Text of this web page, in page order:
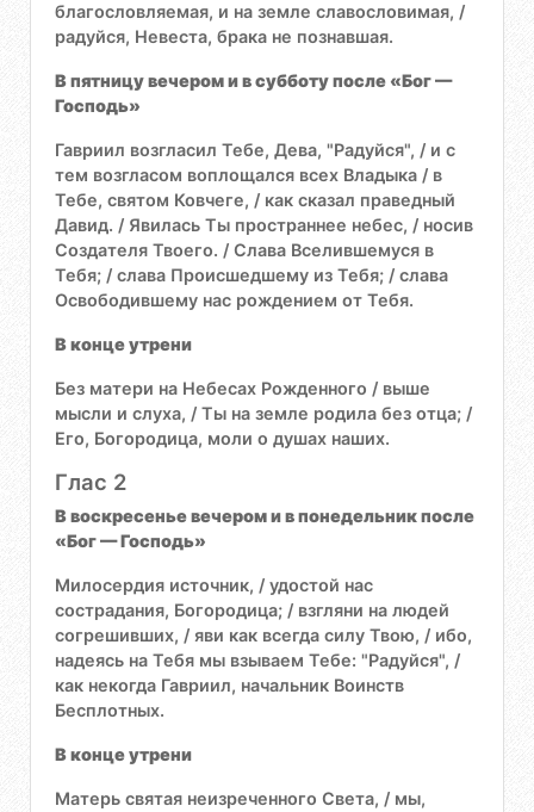
благословляемая, и на земле славословимая, /
радуйся, Невеста, брака не познавшая.
В пятницу вечером и в субботу после «Бог —
Господь»
Гавриил возгласил Тебе, Дева, "Радуйся", / и с
тем возгласом воплощался всех Владыка / в
Тебе, святом Ковчеге, / как сказал праведный
Давид. / Явилась Ты пространнее небес, / носив
Создателя Твоего. / Слава Вселившемуся в
Тебя; / слава Происшедшему из Тебя; / слава
Освободившему нас рождением от Тебя.
В конце утрени
Без матери на Небесах Рожденного / выше
мысли и слуха, / Ты на земле родила без отца; /
Его, Богородица, моли о душах наших.
Глас 2
В воскресенье вечером и в понедельник после
«Бог — Господь»
Милосердия источник, / удостой нас
сострадания, Богородица; / взгляни на людей
согрешивших, / яви как всегда силу Твою, / ибо,
надеясь на Тебя мы взываем Тебе: "Радуйся", /
как некогда Гавриил, начальник Воинств
Бесплотных.
В конце утрени
Матерь святая неизреченного Света, / мы,